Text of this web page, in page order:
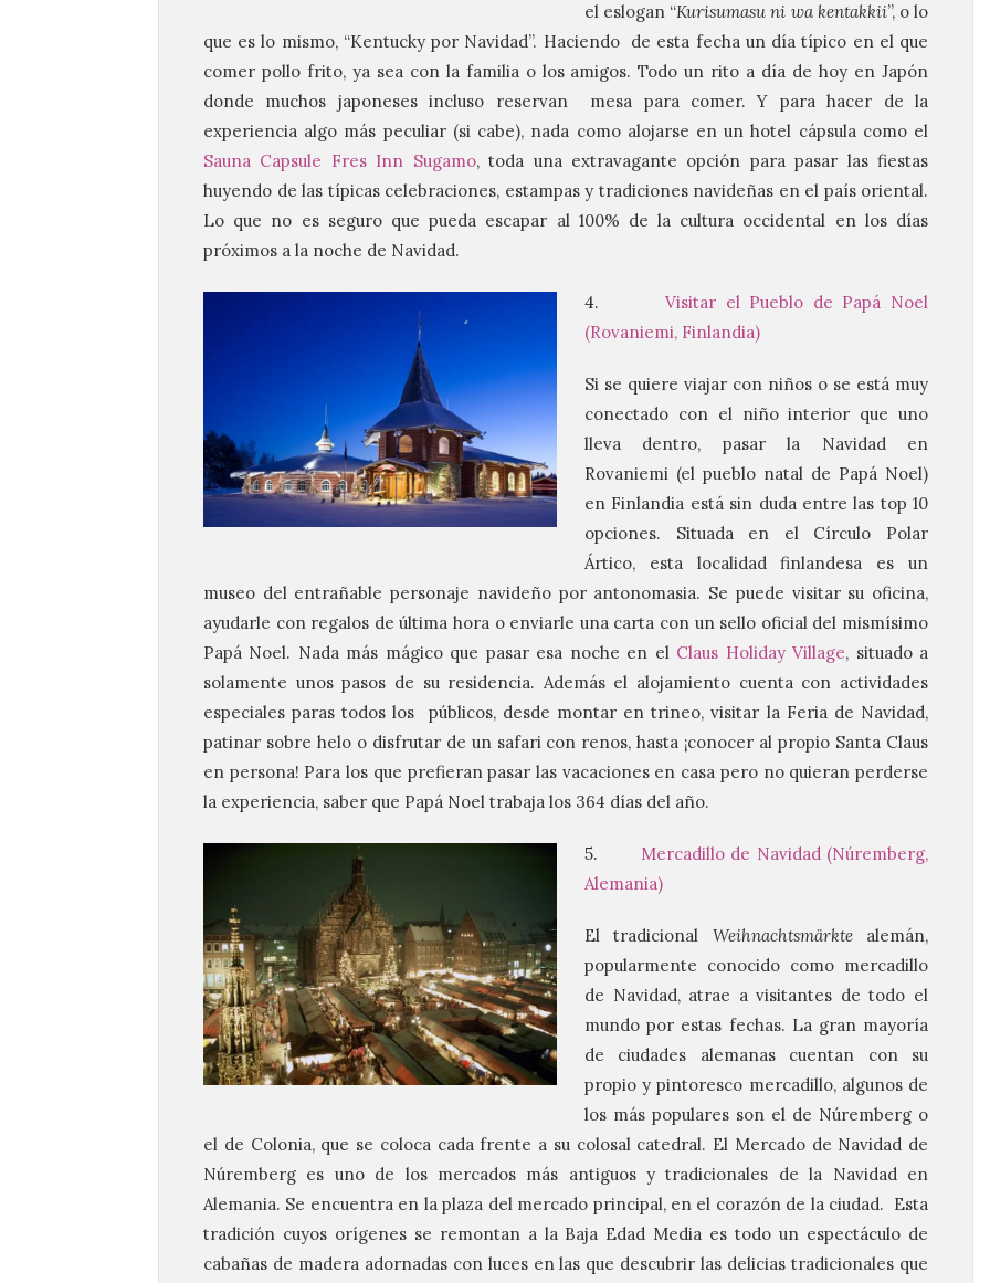
el eslogan “Kurisumasu ni wa kentakkii”, o lo
que es lo mismo, “Kentucky por Navidad”. Haciendo de esta fecha un día típico en el que
comer pollo frito, ya sea con la familia o los amigos. Todo un rito a día de hoy en Japón
donde muchos japoneses incluso reservan mesa para comer. Y para hacer de la
experiencia algo más peculiar (si cabe), nada como alojarse en un hotel cápsula como el
Sauna Capsule Fres Inn Sugamo, toda una extravagante opción para pasar las fiestas
huyendo de las típicas celebraciones, estampas y tradiciones navideñas en el país oriental.
Lo que no es seguro que pueda escapar al 100% de la cultura occidental en los días
próximos a la noche de Navidad.
4.Visitar el Pueblo de Papá Noel
(Rovaniemi, Finlandia)
Si se quiere viajar con niños o se está muy
conectado con el niño interior que uno
lleva dentro, pasar la Navidad en
Rovaniemi (el pueblo natal de Papá Noel)
en Finlandia está sin duda entre las top 10
opciones. Situada en el Círculo Polar
Ártico, esta localidad finlandesa es un
museo del entrañable personaje navideño por antonomasia. Se puede visitar su oficina,
ayudarle con regalos de última hora o enviarle una carta con un sello oficial del mismísimo
Papá Noel. Nada más mágico que pasar esa noche en el Claus Holiday Village, situado a
solamente unos pasos de su residencia. Además el alojamiento cuenta con actividades
especiales paras todos los públicos, desde montar en trineo, visitar la Feria de Navidad,
patinar sobre helo o disfrutar de un safari con renos, hasta ¡conocer al propio Santa Claus
en persona! Para los que prefieran pasar las vacaciones en casa pero no quieran perderse
la experiencia, saber que Papá Noel trabaja los 364 días del año.
5. Mercadillo de Navidad (Núremberg,
Alemania)
El tradicional Weihnachtsmärktealemán,
popularmente conocido como mercadillo
de Navidad, atrae a visitantes de todo el
mundo por estas fechas. La gran mayoría
de ciudades alemanas cuentan con su
propio y pintoresco mercadillo, algunos de
los más populares son el de Núremberg o
el de Colonia, que se coloca cada frente a su colosal catedral. El Mercado de Navidad de
Núremberg es uno de los mercados más antiguos y tradicionales de la Navidad en
Alemania. Se encuentra en la plaza del mercado principal, en el corazón de la ciudad. Esta
tradición cuyos orígenes se remontan a la Baja Edad Media es todo un espectáculo de
cabañas de madera adornadas con luces en las que descubrir las delicias tradicionales que